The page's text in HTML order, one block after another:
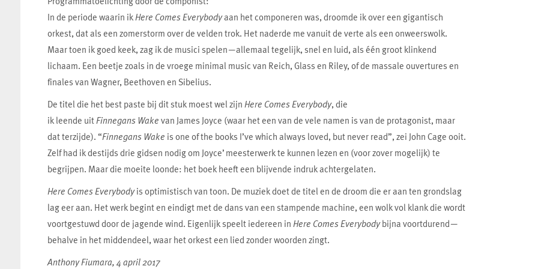
In de periode waarin ik Here Comes Everybodyaan het componeren was, droomde ik over een gigantisch
orkest, dat als een zomerstorm over de velden trok. Het naderde me vanuit de verte als een onweerswolk.
Maar toen ik goed keek, zag ik de musici spelen—allemaal tegelijk, snel en luid, als één groot klinkend
lichaam. Een beetje zoals in de vroege minimal music van Reich, Glass en Riley, of de massale ouvertures en
finales van Wagner, Beethoven en Sibelius.
De titel die het best paste bij dit stuk moest wel zijn Here Comes Everybody, die
ik leende uit Finnegans Wake van James Joyce (waar het een van de vele namen is van de protagonist, maar
dat terzijde). “Finnegans Wake is one of the books I’ve which always loved, but never read”, zei John Cage ooit.
Zelf had ik destijds drie gidsen nodig om Joyce’ meesterwerk te kunnen lezen en (voor zover mogelijk) te
begrijpen. Maar die moeite loonde: het boek heeft een blijvende indruk achtergelaten.
Here Comes Everybodyis optimistisch van toon. De muziek doet de titel en de droom die er aan ten grondslag
lag eer aan. Het werk begint en eindigt met de dans van een stampende machine, een wolk vol klank die wordt
voortgestuwd door de jagende wind. Eigenlijk speelt iedereen in Here Comes Everybodybijna voortdurend—
behalve in het middendeel, waar het orkest een lied zonder woorden zingt.
Anthony Fiumara, 4 april 2017